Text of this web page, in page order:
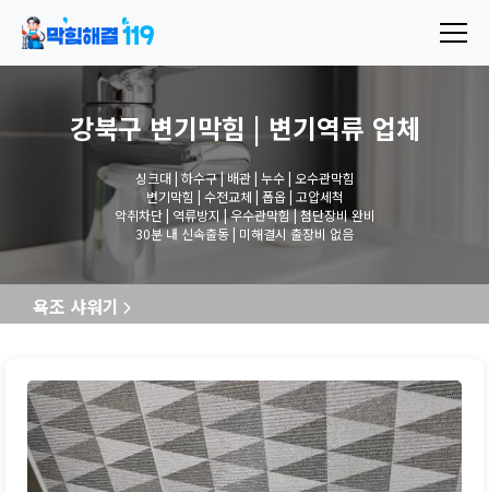
강북구 변기막힘 | 변기역류 업체
싱크대 | 하수구 | 배관 | 누수 | 오수관막힘
변기막힘 | 수전교체 | 폽옵 | 고압세척
악취차단 | 역류방지 | 우수관막힘 | 첨단장비 완비
30분 내 신속출동 | 미해결시 출장비 없음
욕조 샤워기